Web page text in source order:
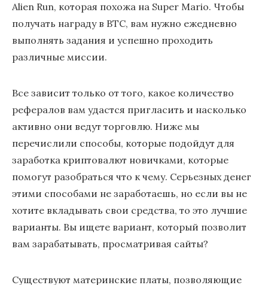
Alien Run, которая похожа на Super Mario. Чтобы
получать награду в BTC, вам нужно ежедневно
выполнять задания и успешно проходить
различные миссии.
Все зависит только от того, какое количество
рефералов вам удастся пригласить и насколько
активно они ведут торговлю. Ниже мы
перечислили способы, которые подойдут для
заработка криптовалют новичками, которые
помогут разобраться что к чему. Серьезных денег
этими способами не заработаешь, но если вы не
хотите вкладывать свои средства, то это лучшие
варианты. Вы ищете вариант, который позволит
вам зарабатывать, просматривая сайты?
Существуют материнские платы, позволяющие